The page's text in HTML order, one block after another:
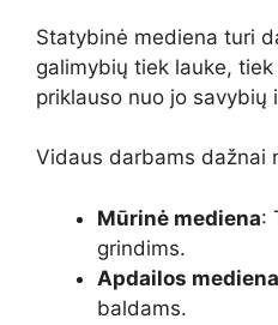
Statybinė mediena turi
galimybių tiek lauke,
priklauso nuo jo savybių
Vidaus darbams dažnai
Mūrinė mediena:
grindims.
Apdailos mediena
baldams.